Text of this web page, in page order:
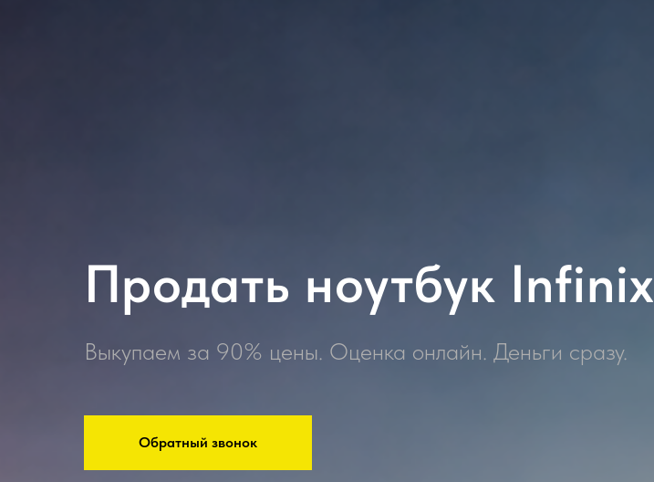
Продать ноутбук Infinix
Выкупаем за 90% цены. Оценка онлайн. Деньги сразу.
Обратный звонок